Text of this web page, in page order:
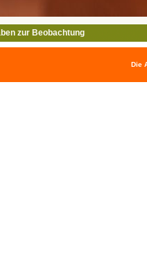
zur Beobachtung
Die